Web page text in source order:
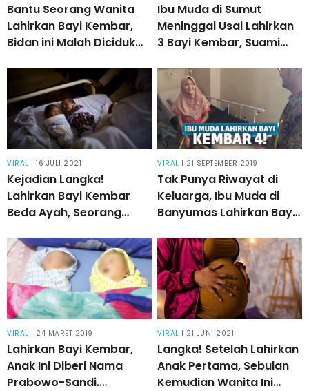
Bantu Seorang Wanita
Lahirkan Bayi Kembar,
Bidan ini Malah Diciduk
Ibu Muda di Sumut
Meninggal Usai Lahirkan
3 Bayi Kembar, Suami
VIRAL | 16 JULI 2021
Kejadian Langka!
Lahirkan Bayi Kembar
Beda Ayah, Seorang
Lakukan Ini
VIRAL | 21 SEPTEMBER 2019
Tak Punya Riwayat di
Keluarga, Ibu Muda di
Banyumas Lahirkan Bayi
VIRAL | 24 MARET 2019
Lahirkan Bayi Kembar,
Anak Ini Diberi Nama
Prabowo-Sandi.
VIRAL | 21 JUNI 2021
Langka! Setelah Lahirkan
Anak Pertama, Sebulan
Kemudian Wanita Ini